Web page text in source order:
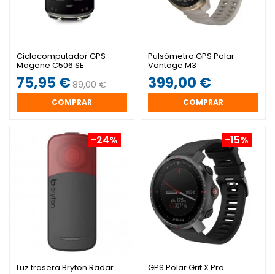
Ciclocomputador GPS
Magene C506 SE
75,95 €89,00 €
COMPRAR
Pulsómetro GPS Polar
Vantage M3
399,00 €
COMPRAR
-24%
Luz trasera Bryton Radar
-15%
GPS Polar Grit X Pro